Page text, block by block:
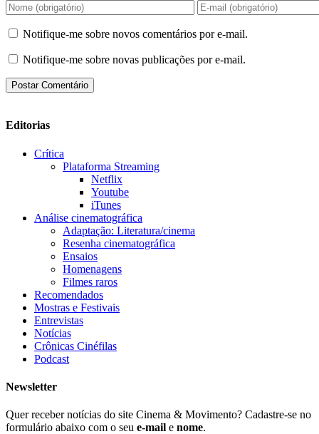
Notifique-me sobre novos comentários por e-mail.
Notifique-me sobre novas publicações por e-mail.
Editorias
Crítica
Plataforma Streaming
Netflix
Youtube
iTunes
Análise cinematográfica
Adaptação: Literatura/cinema
Resenha cinematográfica
Ensaios
Homenagens
Filmes raros
Recomendados
Mostras e Festivais
Entrevistas
Notícias
Crônicas Cinéfilas
Podcast
Newsletter
Quer receber notícias do site Cinema & Movimento? Cadastre-se no
formulário abaixo com o seu e-mail e nome.